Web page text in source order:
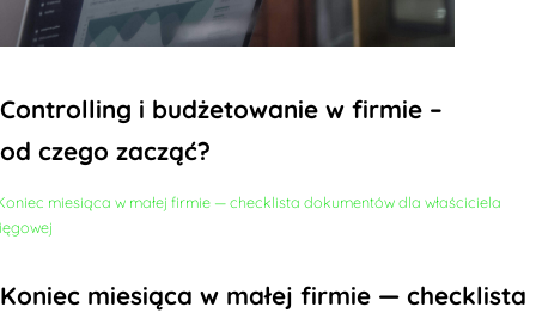
Controlling i budżetowanie w firmie –
od czego zacząć?
Koniec miesiąca w małej firmie — checklista